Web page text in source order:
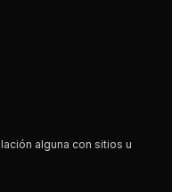
alguna con sitios u